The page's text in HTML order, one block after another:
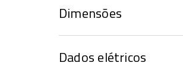
Dimensões
Dados elétricos